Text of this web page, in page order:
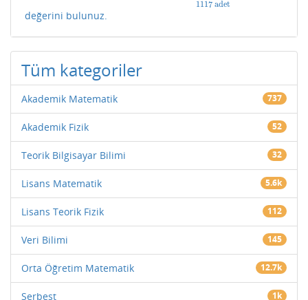
1117adet
değerini bulunuz.
Tüm kategoriler
Akademik Matematik 737
Akademik Fizik 52
Teorik Bilgisayar Bilimi 32
Lisans Matematik 5.6k
Lisans Teorik Fizik 112
Veri Bilimi 145
Orta Öğretim Matematik 12.7k
Serbest 1k